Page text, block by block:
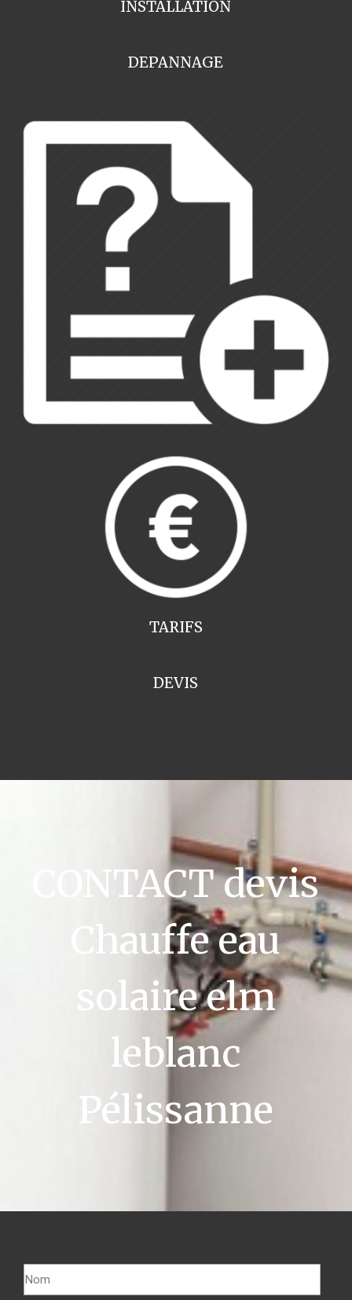
INSTALLATION
DEPANNAGE
TARIFS
DEVIS
CONTACT devis
Chauffe eau
solaire elm
leblanc
Pélissanne